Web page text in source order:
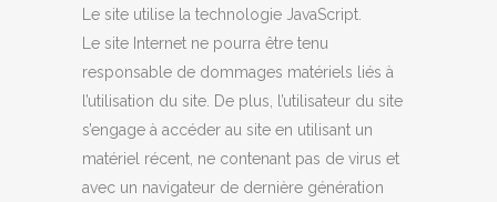
Le site utilise la technologie JavaScript.
Le site Internet ne pourra être tenu
responsable de dommages matériels liés à
l’utilisation du site. De plus, l’utilisateur du site
s’engage à accéder au site en utilisant un
matériel récent, ne contenant pas de virus et
avec un navigateur de dernière génération